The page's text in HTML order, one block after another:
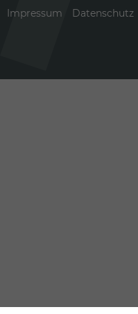
Impressum
Datenschutz